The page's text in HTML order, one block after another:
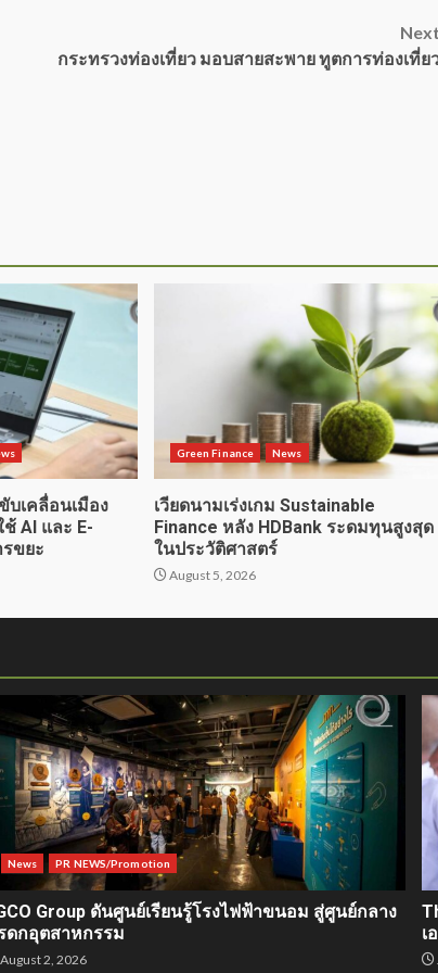
กระทรวงท่องเที่ยว มอบสายสะพาย ทูตการท่องเที่ย
เคลื่อนเมือง
AI และ E-
รขยะ
Green Finance News
เวียดนามเร่งเกม Sustainable
Finance หลัง HDBank ระดมทุนสูงสุด
ในประวัติศาสตร์
August 5, 2026
News PR NEWS/Promotion
Group ดันศูนย์เรียนรู้โรงไฟฟ้าขนอม สู่ศูนย์กลาง
ดกอุตสาหกรรม
August 2, 2026
เ